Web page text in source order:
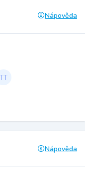
Nápověda
Nápověda